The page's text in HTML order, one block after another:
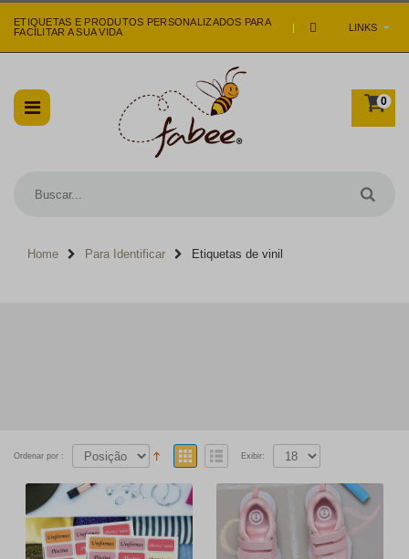
LINKS
ETIQUETAS E PRODUTOS PERSONALIZADOS PARA
FACILITAR A SUA VIDA
|
0
Home Para Identificar Etiquetas de vinil
Ordenar por : Exibir: